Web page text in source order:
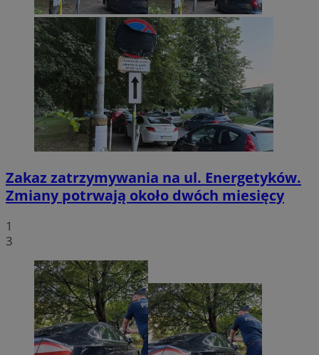
Zakaz zatrzymywania na ul. Energetyków.
Zmiany potrwają około dwóch miesięcy
1
3